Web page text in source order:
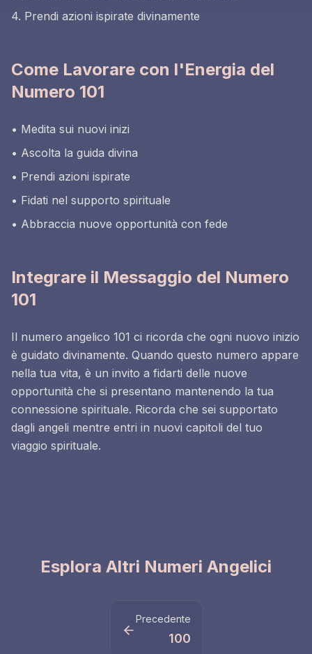
4. Prendi azioni ispirate divinamente
Come Lavorare con l'Energia del
Numero 101
• Medita sui nuovi inizi
• Ascolta la guida divina
• Prendi azioni ispirate
• Fidati nel supporto spirituale
• Abbraccia nuove opportunità con fede
Integrare il Messaggio del Numero
101
Il numero angelico 101 ci ricorda che ogni nuovo inizio
è guidato divinamente. Quando questo numero appare
nella tua vita, è un invito a fidarti delle nuove
opportunità che si presentano mantenendo la tua
connessione spirituale. Ricorda che sei supportato
dagli angeli mentre entri in nuovi capitoli del tuo
viaggio spirituale.
Esplora Altri Numeri Angelici
Precedente
100